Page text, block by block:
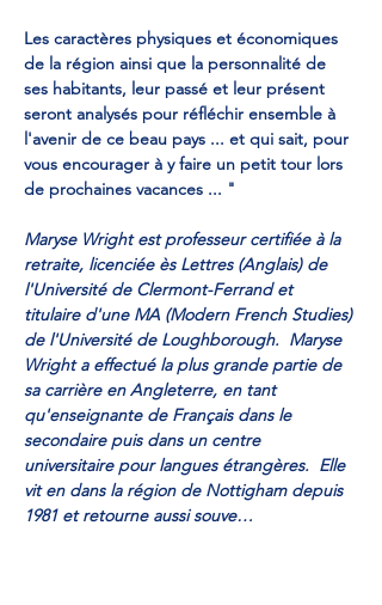
Les caractères physiques et économiques
de la région ainsi que la personnalité de
ses habitants, leur passé et leur présent
seront analysés pour réfléchir ensemble à
l'avenir de ce beau pays ... et qui sait, pour
vous encourager à y faire un petit tour lors
de prochaines vacances ... "
Maryse Wright est professeur certifiée à la
retraite, licenciée ès Lettres (Anglais) de
l'Université de Clermont-Ferrand et
titulaire d'une MA (Modern French Studies)
de l'Université de Loughborough.  Maryse
Wright a effectué la plus grande partie de
sa carrière en Angleterre, en tant
qu'enseignante de Français dans le
secondaire puis dans un centre
universitaire pour langues étrangères.  Elle
vit en dans la région de Nottigham depuis
1981 et retourne aussi souve…